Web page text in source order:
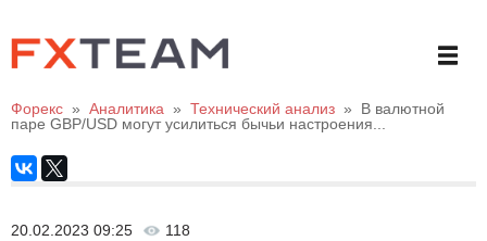
Форекс » Аналитика » Технический анализ »
В валютной
паре GBP/USD могут усилиться бычьи настроения...
20.02.2023 09:25 118